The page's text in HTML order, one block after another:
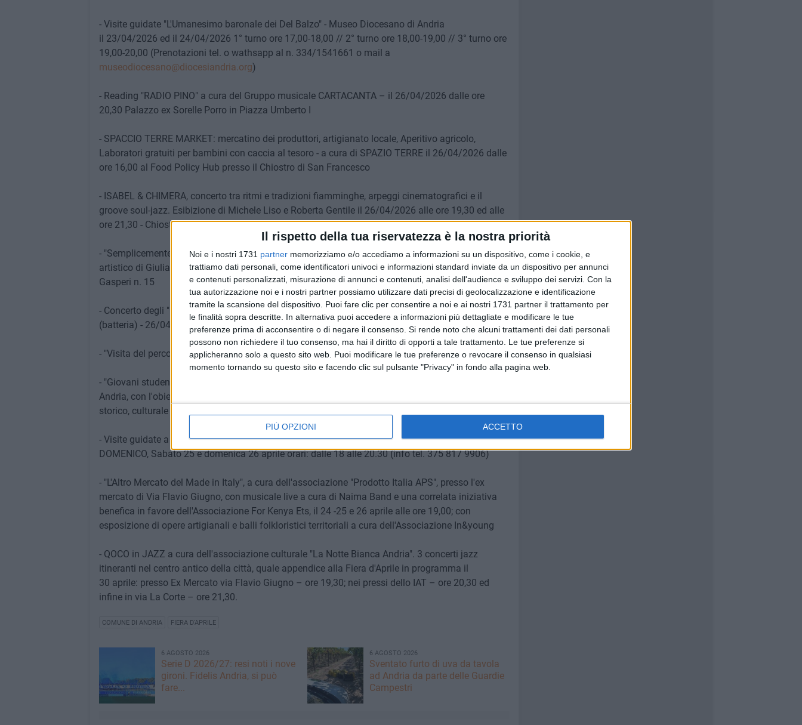
Il rispetto della tua riservatezza è la nostra priorità
Noi e i nostri 1731 partner memorizziamo e/o accediamo a informazioni su un dispositivo, come i cookie, e
trattiamo dati personali, come identificatori univoci e informazioni standard inviate da un dispositivo per annunci
e contenuti personalizzati, misurazione di annunci e contenuti, analisi dell'audience e sviluppo dei servizi. Con la
tua autorizzazione noi e i nostri partner possiamo utilizzare dati precisi di geolocalizzazione e identificazione
tramite la scansione del dispositivo. Puoi fare clic per consentire a noi e ai nostri 1731 partner il trattamento per
le finalità sopra descritte. In alternativa puoi accedere a informazioni più dettagliate e modificare le tue
preferenze prima di acconsentire o di negare il consenso. Si rende noto che alcuni trattamenti dei dati personali
possono non richiedere il tuo consenso, ma hai il diritto di opporti a tale trattamento. Le tue preferenze si
applicheranno solo a questo sito web. Puoi modificare le tue preferenze o revocare il consenso in qualsiasi
momento tornando su questo sito e facendo clic sul pulsante "Privacy" in fondo alla pagina web.
PIÙ OPZIONI ACCETTO
- Visite guidate "L'Umanesimo baronale dei Del Balzo" - Museo Diocesano di Andria
il 23/04/2026 ed il 24/04/2026 1° turno ore 17,00-18,00 // 2° turno ore 18,00-19,00 // 3° turno ore
19,00-20,00 (Prenotazioni tel. o wathsapp al n. 334/1541661 o mail a
museodiocesano@diocesiandria.org)
- Reading "RADIO PINO" a cura del Gruppo musicale CARTACANTA – il 26/04/2026 dalle ore
20,30 Palazzo ex Sorelle Porro in Piazza Umberto I
- SPACCIO TERRE MARKET: mercatino dei produttori, artigianato locale, Aperitivo agricolo,
Laboratori gratuiti per bambini con caccia al tesoro - a cura di SPAZIO TERRE il 26/04/2026 dalle
ore 16,00 al Food Policy Hub presso il Chiostro di San Francesco
- ISABEL & CHIMERA, concerto tra ritmi e tradizioni fiamminghe, arpeggi cinematografici e il
groove soul-jazz. Esibizione di Michele Liso e Roberta Gentile il 26/04/2026 alle ore 19,30 ed alle
ore 21,30 - Chiostro S. Francesco
- "Semplicemente Luigi", concerto di cantautorato da Lucio Dalla a Niccolò Fabi con intervento
artistico di Giulia Schiavone - il 26/04/2026 ore 19,30 - Corte ex Palazzo Marchio in via A. De
Gasperi n. 15
- Concerto degli "HILL Kings" - Luca Fusaro (sax) Andrea Fusaro (chitarra) e Michele Paradiso
(batteria) - 26/04/2026 ore 20,30 al Chiostro S. Francesco
- "Visita del percorso di Andria Sotterranea" a cura di TuristinPugliaincoming
- "Giovani studenti alla scoperta di Andria"- "Le giornate del patrimonio" a cura della Pro Loco di
Andria, con l'obiettivo di formare giovani guide per presentare e promuovere i luoghi di interesse
storico, culturale ed architettonico della città di Andria
- Visite guidate a cura dell'associazione ART TURISM alla Chiesa ed al Campanile di SAN
DOMENICO, Sabato 25 e domenica 26 aprile orari: dalle 18 alle 20.30 (info tel. 375 817 9906)
- "L'Altro Mercato del Made in Italy", a cura dell'associazione "Prodotto Italia APS", presso l'ex
mercato di Via Flavio Giugno, con musicale live a cura di Naima Band e una correlata iniziativa
benefica in favore dell'Associazione For Kenya Ets, il 24 -25 e 26 aprile alle ore 19,00; con
esposizione di opere artigianali e balli folkloristici territoriali a cura dell'Associazione In&young
- QOCO in JAZZ a cura dell'associazione culturale "La Notte Bianca Andria". 3 concerti jazz
itineranti nel centro antico della città, quale appendice alla Fiera d'Aprile in programma il
30 aprile: presso Ex Mercato via Flavio Giugno – ore 19,30; nei pressi dello IAT – ore 20,30 ed
infine in via La Corte – ore 21,30.
COMUNE DI ANDRIA FIERA D'APRILE
6 AGOSTO 2026
Serie D 2026/27: resi noti i nove
gironi. Fidelis Andria, si può
fare...
6 AGOSTO 2026
Sventato furto di uva da tavola
ad Andria da parte delle Guardie
Campestri